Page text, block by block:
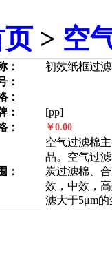
> 空
：
初效纸框过
：
：
：
[pp]
：
￥0.00
：
空气过滤棉
品。空气过
炭过滤棉、
效，中效，
滤大于5μm